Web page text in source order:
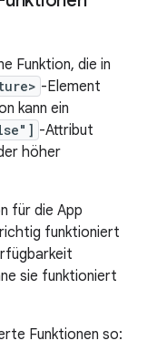
Funktion, die in
-Element
kann ein
-Attribut
höher
für die App
funktioniert
sie funktioniert
Funktionen so: